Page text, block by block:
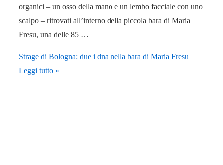
organici – un osso della mano e un lembo facciale con uno
scalpo – ritrovati all’interno della piccola bara di Maria
Fresu, una delle 85 …
Strage di Bologna: due i dna nella bara di Maria Fresu
Leggi tutto »